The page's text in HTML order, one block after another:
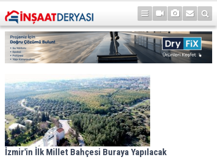
İzmir'in İlk Millet Bahçesi Buraya Yapılacak